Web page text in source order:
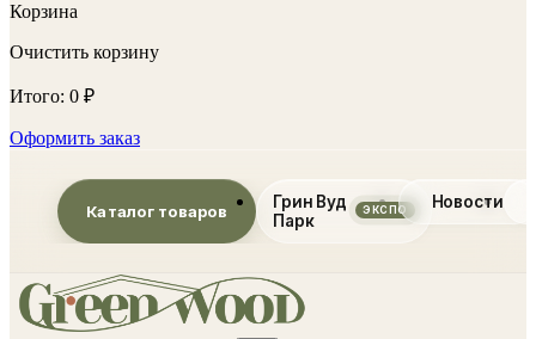
Корзина
Очистить корзину
Итого: 0 ₽
Оформить заказ
Каталог товаров
Грин Вуд
Парк
Новости